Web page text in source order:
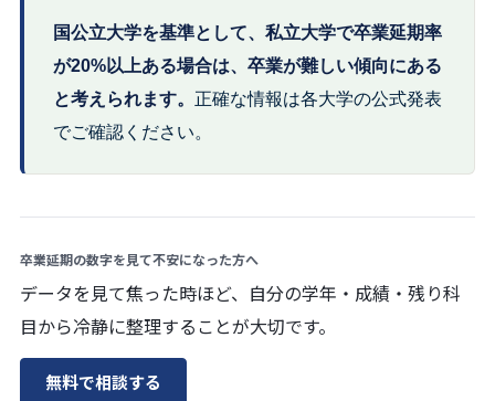
国公立大学を基準として、私立大学で卒業延期率
が20%以上ある場合は、卒業が難しい傾向にある
と考えられます。 正確な情報は各大学の公式発表
でご確認ください。
卒業延期の数字を見て不安になった方へ
データを見て焦った時ほど、自分の学年・成績・残り科
目から冷静に整理することが大切です。
無料で相談する